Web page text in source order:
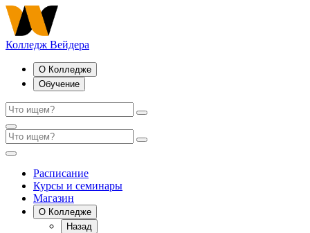
Колледж Вейдера
О Колледже
Обучение
Расписание
Курсы и семинары
Магазин
О Колледже
Назад